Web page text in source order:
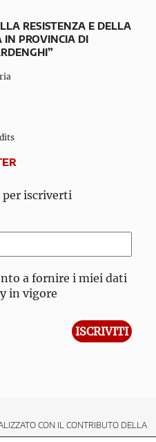
RESISTENZA E DELLA
IN PROVINCIA DI
iscriverti
a fornire i miei dati
in vigore
CON IL CONTRIBUTO DELLA